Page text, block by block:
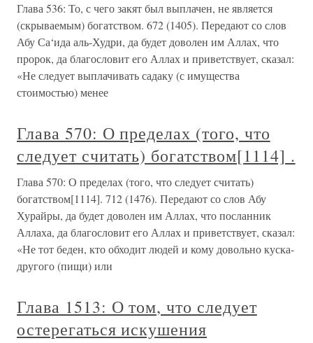
Глава 536: То, с чего закят был выплачен, не является
(скрываемым) богатством. 672 (1405). Передают со слов
Абу Са‘ида аль-Худри, да будет доволен им Аллах, что
пророк, да благословит его Аллах и приветствует, сказал:
«Не следует выплачивать садаку (с имущества
стоимостью) менее
Глава 570: О пределах (того, что
следует считать) богатством[1114] .
Глава 570: О пределах (того, что следует считать)
богатством[1114]. 712 (1476). Передают со слов Абу
Хурайры, да будет доволен им Аллах, что посланник
Аллаха, да благословит его Аллах и приветствует, сказал:
«Не тот беден, кто обходит людей и кому довольно куска-
другого (пищи) или
Глава 1513: О том, что следует
остерегаться искушения